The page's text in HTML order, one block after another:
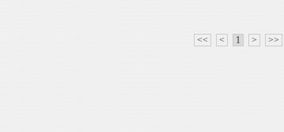
<< < 1 > >>